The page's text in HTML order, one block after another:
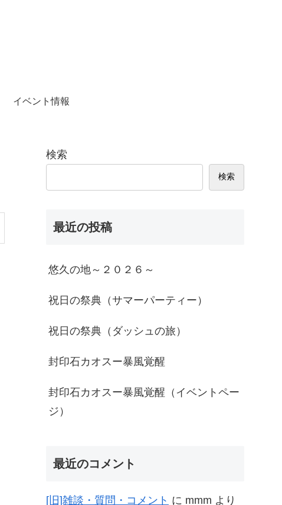
イベント情報
検索
検索
最近の投稿
悠久の地～２０２６～
祝日の祭典（サマーパーティー）
祝日の祭典（ダッシュの旅）
封印石カオスー暴風覚醒
封印石カオスー暴風覚醒（イベントペー
ジ）
最近のコメント
[旧]雑談・質問・コメント に mmm より